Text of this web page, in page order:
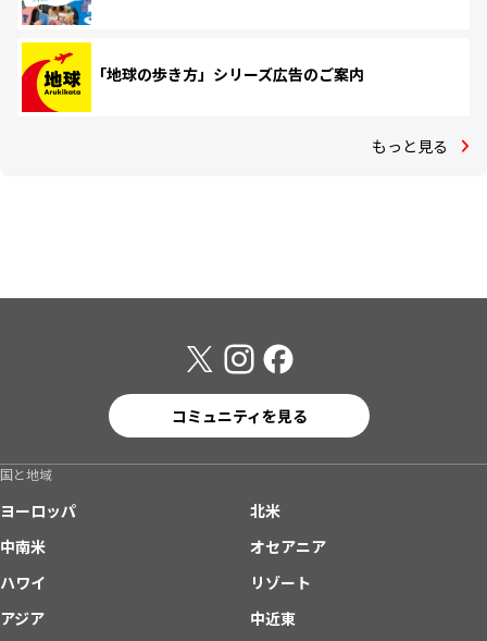
「地球の歩き方」シリーズ広告のご案内
もっと見る
コミュニティを見る
国と地域
ヨーロッパ
北米
中南米
オセアニア
ハワイ
リゾート
アジア
中近東